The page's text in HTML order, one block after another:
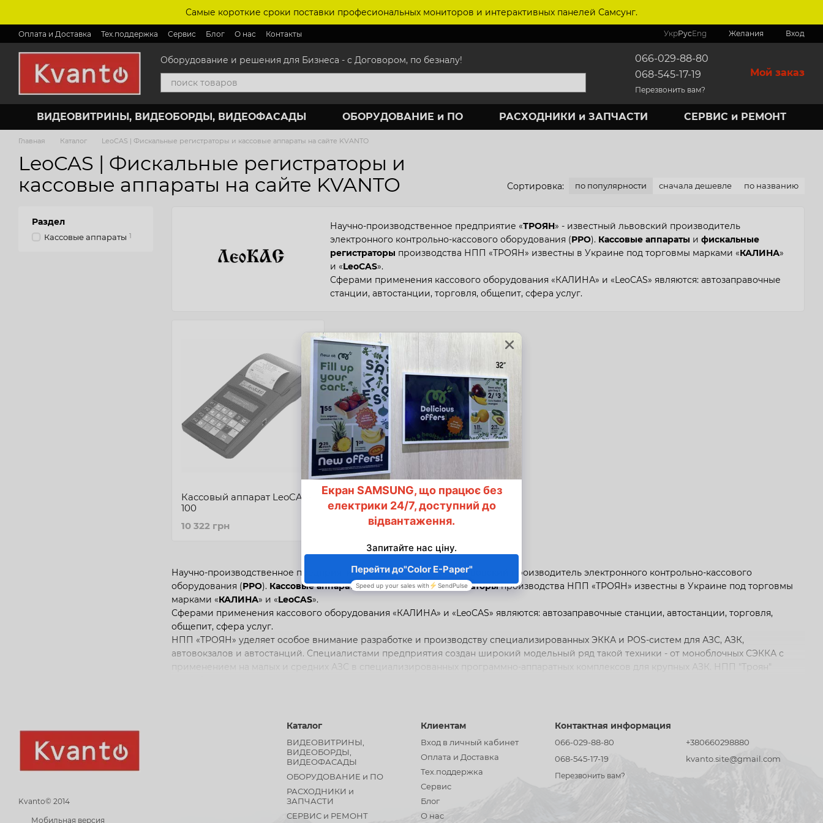
Самые короткие сроки поставки професиональных мониторов и интерактивных панелей Самсунг.
Оплата и Доставка Тех.поддержка Сервис Блог О нас Контакты УкрРусEng Желания Вход
Оборудование и решения для Бизнеса - с Договором, по безналу!
066-029-88-80
068-545-17-19
Перезвонить вам?
Мой заказ
ВИДЕОВИТРИНЫ, ВИДЕОБОРДЫ, ВИДЕОФАСАДЫ ОБОРУДОВАНИЕ и ПО РАСХОДНИКИ и ЗАПЧАСТИ СЕРВИС и РЕМОНТ
Главная Каталог LeoCAS | Фискальные регистраторы и кассовые аппараты на сайте KVANTO
LeoCAS | Фискальные регистраторы и
кассовые аппараты на сайте KVANTO
Сортировка: по популярности сначала дешевле по названию
Научно-производственное предприятие «ТРОЯН» - известный львовский производитель электронного контрольно-кассового
оборудования (РРО). Кассовые аппаратыифискальные регистраторыпроизводства НПП «ТРОЯН» известны в Украине под торговмы
марками «КАЛИНА» и «LeoCAS».
Сферами применения кассового оборудования «КАЛИНА» и «LeoCAS» являются: автозаправочные станции, автостанции, торговля,
общепит, сфера услуг.
НПП «ТРОЯН» уделяет особое внимание разработке и производству специализированных ЭККА и POS-систем для АЗС, АЗК,
автовокзалов и автостанций. Специалистами предприятия создан широкий модельный ряд такой техники - от моноблочных СЭККА с
применением на малых и средних АЗС в специализированных программно-аппаратных комплексов для крупных АЗК. НПП "Троян"
проектирования до гарантийного и сервисного обслуживания всего установленного оборудования.
Научно-производственное предприятие «ТРОЯН» - известный львовский производитель
электронного контрольно-кассового оборудования (РРО). Кассовые аппараты и фискальные
регистраторы производства НПП «ТРОЯН» известны в Украине под торговмы марками «КАЛИНА»
и «LeoCAS».
Сферами применения кассового оборудования «КАЛИНА» и «LeoCAS» являются: автозаправочные
станции, автостанции, торговля, общепит, сфера услуг.
широкий модельный ряд такой техники - от моноблочных СЭККА с применением на малых и
средних АЗС в специализированных программно-аппаратных комплексов для крупных АЗК. НПП
"Троян" разработало и внедрило в серийное производство уникальную специализированную
компьютерно-кассовую электронную систему «A-POS Експотрейд» со средствами
криптографической защиты информации.
Индивидуальный подход и комплексное решение поставленных задач позволяет качественно
выполнять все виды работ от проектирования до гарантийного и сервисного обслуживания всего
установленного оборудования.
Кассовый аппарат LeoCAS-
100
10 322 грн
Раздел
Кассовые аппараты 1
Kvanto© 2014
Мобильная версия
Каталог
ВИДЕОВИТРИНЫ,
ВИДЕОБОРДЫ,
ВИДЕОФАСАДЫ
ОБОРУДОВАНИЕ и ПО
РАСХОДНИКИ и
ЗАПЧАСТИ
СЕРВИС и РЕМОНТ
Клиентам
Вход в личный кабинет
Оплата и Доставка
Тех.поддержка
Сервис
Блог
О нас
Контактная информация
066-029-88-80
068-545-17-19
Перезвонить вам?
+380660298880
kvanto.site@gmail.com